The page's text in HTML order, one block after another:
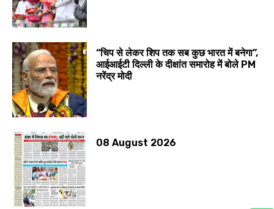
“चिप से लेकर शिप तक सब कुछ भारत में बनेगा”,
आईआईटी दिल्ली के दीक्षांत समारोह में बोले PM
नरेंद्र मोदी
08 August 2026